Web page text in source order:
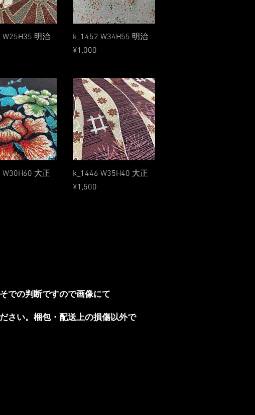
Quick View
W25H35 明治
Quick View
k_1452 W34H55 明治
Price
¥1,000
Quick View
W30H60 大正
Quick View
k_1446 W35H40 大正
Price
¥1,500
での判断ですので画像にて
さい。梱包・配送上の損傷以外で